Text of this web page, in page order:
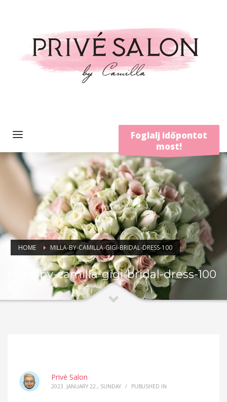
Foglalj időpontot
most!
HOME MILLA-BY-CAMILLA-GIGI-BRIDAL-DRESS-100
milla-by-camilla-gigi-bridal-dress-100
Privé Salon
2023. JANUARY 22., SUNDAY / PUBLISHED IN